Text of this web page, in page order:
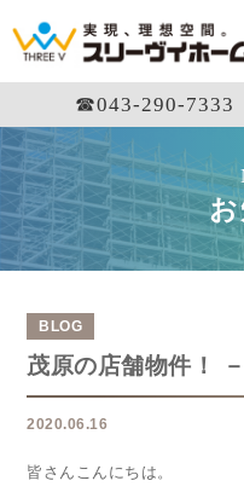
☎︎043-290-7333
BLOG
茂原の店舗物件！
2020.06.16
皆さんこんにちは。